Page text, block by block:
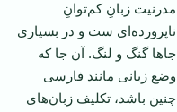
مدرنیت زبانِ كم‌توانِ
ناپرورده‌ای ست و در بسیاری
جاها گنگ و لنگ. آن جا كه
وضع زبانی مانند فارسی
چنین باشد، تكلیف زبان‌های